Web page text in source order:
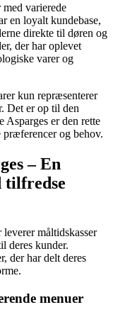
varierede
en loyalt kundebase,
direkte til døren og
der har oplevet
varer og
kun repræsenterer
Det er op til den
Asparges er den rette
præferencer og behov.
– En
tilfredse
måltidskasser
deres kunder.
der har delt deres
menuer